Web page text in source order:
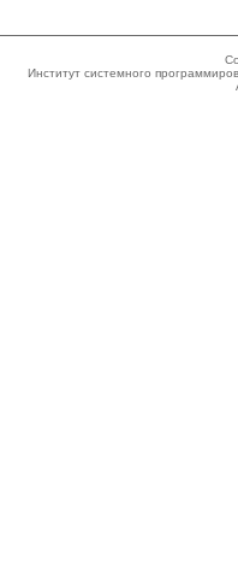
Институт системного